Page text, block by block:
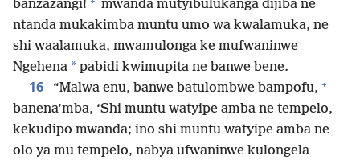
banzazangi!
mwanda mutyibulukanga dijiba ne
ntanda mukakimba muntu umo wa kwalamuka, ne
shi waalamuka, mwamulonga ke mufwaninwe
Ngehena * pabidi kwimupita ne banwe bene.
16 “Malwa enu, banwe batulombwe bampofu, +
banena’mba, ‘Shi muntu watyipe amba ne tempelo,
kekudipo mwanda; ino shi muntu watyipe amba ne
olo ya mu tempelo, nabya ufwaninwe kulongela